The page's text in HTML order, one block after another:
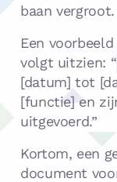
baan vergroot.
Een
volgt uitzien:
[datum] tot
[functie] en
uitgevoerd.”
Kortom, een
document